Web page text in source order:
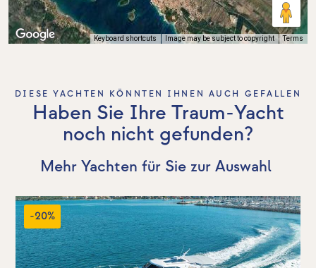
Keyboard shortcuts Image may be subject to copyright Terms
DIESE YACHTEN KÖNNTEN IHNEN AUCH GEFALLEN
Haben Sie Ihre Traum-Yacht
noch nicht gefunden?
Mehr Yachten für Sie zur Auswahl
-20%